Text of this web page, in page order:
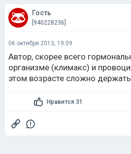
Гость
[940228236]
06 октября 2013, 19:09
Автор, скорее всего
организме (климакс) и
этом возрасте сложно
Нравится 31